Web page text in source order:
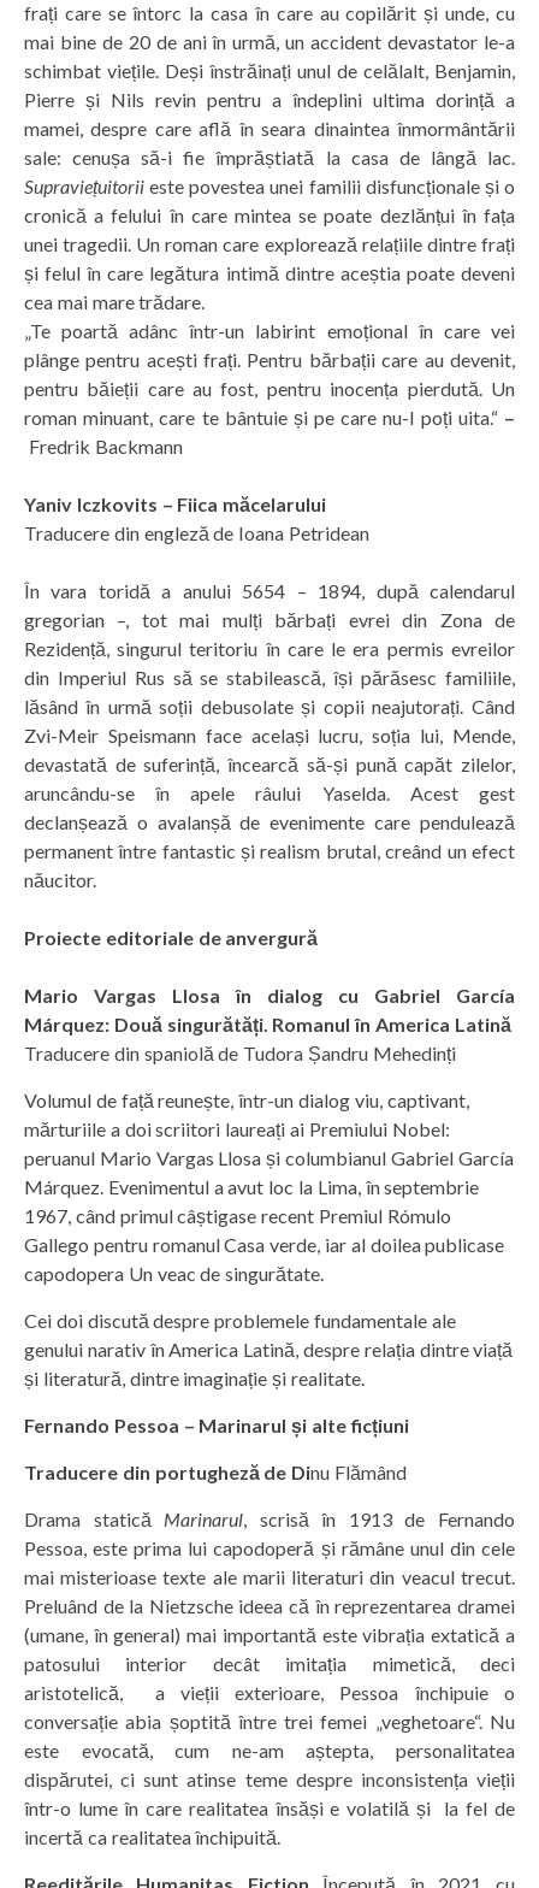
frați care se întorc la casa în care au copilărit și unde, cu
mai bine de 20 de ani în urmă, un accident devastator le-a
schimbat viețile. Deși înstrăinați unul de celălalt, Benjamin,
Pierre și Nils revin pentru a îndeplini ultima dorință a
mamei, despre care află în seara dinaintea înmormântării
sale: cenușa să-i fie împrăștiată la casa de lângă lac.
Supraviețuitorii este povestea unei familii disfuncționale și o
cronică a felului în care mintea se poate dezlănțui în fața
unei tragedii. Un roman care explorează relațiile dintre frați
și felul în care legătura intimă dintre aceștia poate deveni
cea mai mare trădare.
„Te poartă adânc într-un labirint emoțional în care vei
plânge pentru acești frați. Pentru bărbații care au devenit,
pentru băieții care au fost, pentru inocența pierdută. Un
roman minuant, care te bântuie și pe care nu-l poți uita.“ –
Fredrik Backmann
Yaniv Iczkovits – Fiica măcelarului
Traducere din engleză de Ioana Petridean
În vara toridă a anului 5654 – 1894, după calendarul
gregorian –, tot mai mulți bărbați evrei din Zona de
Rezidență, singurul teritoriu în care le era permis evreilor
din Imperiul Rus să se stabilească, își părăsesc familiile,
lăsând în urmă soții debusolate și copii neajutorați. Când
Zvi-Meir Speismann face același lucru, soția lui, Mende,
devastată de suferință, încearcă să-și pună capăt zilelor,
aruncându-se în apele râului Yaselda. Acest gest
declanșează o avalanșă de evenimente care pendulează
permanent între fantastic și realism brutal, creând un efect
năucitor.
Proiecte editoriale de anvergură
Mario Vargas Llosa în dialog cu Gabriel García
Márquez: Două singurătăți. Romanul în America Latină
Traducere din spaniolă de Tudora Șandru Mehedinți
Volumul de față reunește, într-un dialog viu, captivant,
mărturiile a doi scriitori laureați ai Premiului Nobel:
peruanul Mario Vargas Llosa și columbianul Gabriel García
Márquez. Evenimentul a avut loc la Lima, în septembrie
1967, când primul câștigase recent Premiul Rómulo
Gallego pentru romanul Casa verde, iar al doilea publicase
capodopera Un veac de singurătate.
Cei doi discută despre problemele fundamentale ale
genului narativ în America Latină, despre relația dintre viață
și literatură, dintre imaginație și realitate.
Fernando Pessoa – Marinarul și alte ficțiuni
Traducere din portugheză de Dinu Flămând
Drama statică Marinarul, scrisă în 1913 de Fernando
Pessoa, este prima lui capodoperă și rămâne unul din cele
mai misterioase texte ale marii literaturi din veacul trecut.
Preluând de la Nietzsche ideea că în reprezentarea dramei
(umane, în general) mai importantă este vibrația extatică a
patosului interior decât imitația mimetică, deci
aristotelică, a vieții exterioare, Pessoa închipuie o
conversație abia șoptită între trei femei „veghetoare“. Nu
este evocată, cum ne-am aștepta, personalitatea
dispărutei, ci sunt atinse teme despre inconsistența vieții
într-o lume în care realitatea însăși e volatilă și la fel de
incertă ca realitatea închipuită.